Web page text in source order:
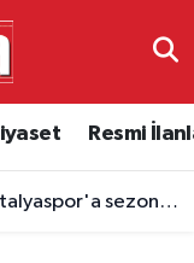
Resmi
sezon mesajı